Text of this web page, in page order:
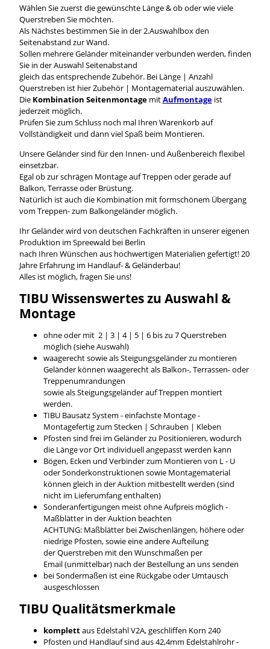
Wählen Sie zuerst die gewünschte Länge & ob oder wie viele
Querstreben Sie möchten.
Als Nächstes bestimmen Sie in der 2.Auswahlbox den
Seitenabstand zur Wand.
Sollen mehrere Geländer miteinander verbunden werden, finden
Sie in der Auswahl Seitenabstand
gleich das entsprechende Zubehör. Bei Länge | Anzahl
Querstreben ist hier Zubehör | Montagematerial auszuwählen.
Die Kombination Seitenmontage mitAufmontageist
jederzeit möglich.
Prüfen Sie zum Schluss noch mal Ihren Warenkorb auf
Vollständigkeit und dann viel Spaß beim Montieren.
Unsere Geländer sind für den Innen- und Außenbereich flexibel
einsetzbar.
Egal ob zur schrägen Montage auf Treppen oder gerade auf
Balkon, Terrasse oder Brüstung.
Natürlich ist auch die Kombination mit formschönem Übergang
vom Treppen- zum Balkongeländer möglich.
Ihr Geländer wird von deutschen Fachkräften in unserer eigenen
Produktion im Spreewald bei Berlin
nach Ihren Wünschen aus hochwertigen Materialien gefertigt! 20
Jahre Erfahrung im Handlauf- & Geländerbau!
Alles ist möglich, fragen Sie uns!
TIBU Wissenswerteszu Auswahl &
Montage
ohne oder mit 2 | 3 | 4 | 5 | 6 bis zu 7 Querstreben
möglich (siehe Auswahl)
waagerecht sowie als Steigungsgeländer zu montieren
Geländer können waagerecht als Balkon-, Terrassen- oder
Treppenumrandungen
sowie als Steigungsgeländer auf Treppen montiert
werden.
TIBU Bausatz System - einfachste Montage -
Montagefertig zum Stecken | Schrauben | Kleben
Pfosten sind frei im Geländer zu Positionieren, wodurch
die Länge vor Ort individuell angepasst werden kann
Bögen, Ecken und Verbinder zum Montieren von L - U
oder Sonderkonstruktionen sowie Montagematerial
können gleich in der Auktion mitbestellt werden (sind
nicht im Lieferumfang enthalten)
Sonderanfertigungen meist ohne Aufpreis möglich -
Maßblätter in der Auktion beachten
ACHTUNG: Maßblätter bei Zwischenlängen, höhere oder
niedrige Pfosten, sowie eine andere Aufteilung
der Querstreben mit den Wunschmaßen per
Email (unmittelbar) nach der Bestellung an uns senden
bei Sondermaßen ist eine Rückgabe oder Umtausch
ausgeschlossen
TIBU Qualitätsmerkmale
komplettaus Edelstahl V2A, geschliffen Korn 240
Pfosten und Handlauf sind aus 42,4mm Edelstahlrohr -